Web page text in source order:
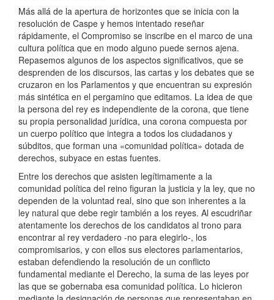
Más allá de la apertura de horizontes que se inicia con la
resolución de Caspe y hemos intentado reseñar
rápidamente, el Compromiso se inscribe en el marco de una
cultura política que en modo alguno puede sernos ajena.
Repasemos algunos de los aspectos significativos, que se
desprenden de los discursos, las cartas y los debates que se
cruzaron en los Parlamentos y que encuentran su expresión
más sintética en el pergamino que editamos. La idea de que
la persona del rey es independiente de la corona, que tiene
su propia personalidad jurídica, una corona compuesta por
un cuerpo político que integra a todos los ciudadanos y
súbditos, que forman una «comunidad política» dotada de
derechos, subyace en estas fuentes.
Entre los derechos que asisten legítimamente a la
comunidad política del reino figuran la justicia y la ley, que no
dependen de la voluntad real, sino que son inherentes a la
ley natural que debe regir también a los reyes. Al escudriñar
atentamente los derechos de los candidatos al trono para
encontrar al rey verdadero -no para elegirlo-, los
compromisarios, y con ellos sus electores parlamentarios,
estaban defendiendo la resolución de un conflicto
fundamental mediante el Derecho, la suma de las leyes por
las que se gobernaba esa comunidad política. Lo hicieron